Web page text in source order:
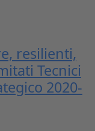
resilienti,
Tecnici
2020-